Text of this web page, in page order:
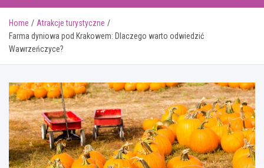
Home
Atrakcje turystyczne
Farma dyniowa pod Krakowem: Dlaczego warto odwiedzić
Wawrzeńczyce?